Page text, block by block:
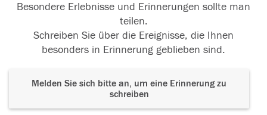
Besondere Erlebnisse und Erinnerungen sollte man
teilen.
Schreiben Sie über die Ereignisse, die Ihnen
besonders in Erinnerung geblieben sind.
Melden Sie sich bitte an, um eine Erinnerung zu
schreiben